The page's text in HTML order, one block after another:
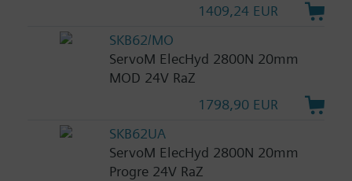
1409,24 EUR
SKB62/MO
ServoM ElecHyd 2800N 20mm
MOD 24V RaZ
1798,90 EUR
SKB62UA
ServoM ElecHyd 2800N 20mm
Progre 24V RaZ